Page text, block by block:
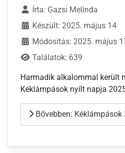
Írta: Gazsi Melinda
Készült: 2025. május 14
Módosítás: 2025. május
Találatok: 639
Harmadik alkalommal került
Kéklámpások nyílt napja
Bővebben: Kéklámpások